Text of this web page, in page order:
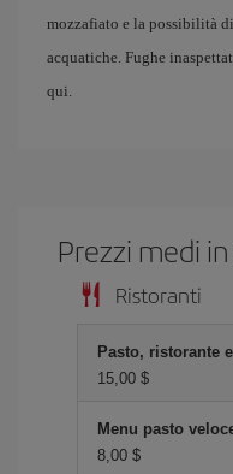
mozzafiato e la possibilità
acquatiche. Fughe
qui.
Prezzi medi
Ristoranti
Pasto, ristorante
15,00 $
Menu pasto
8,00 $